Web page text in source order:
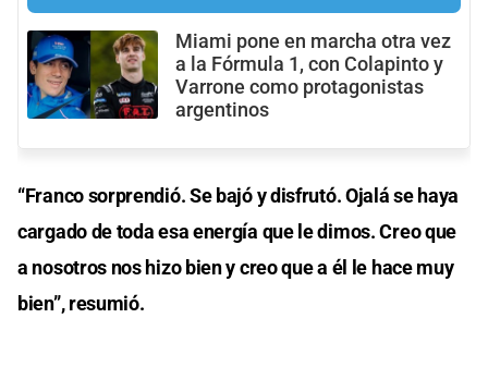
Miami pone en marcha otra vez
a la Fórmula 1, con Colapinto y
Varrone como protagonistas
argentinos
“Franco sorprendió. Se bajó y disfrutó. Ojalá se haya
cargado de toda esa energía que le dimos. Creo que
a nosotros nos hizo bien y creo que a él le hace muy
bien”, resumió.